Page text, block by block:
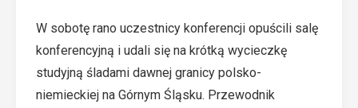
W sobotę rano uczestnicy konferencji opuścili salę
konferencyjną i udali się na krótką wycieczkę
studyjną śladami dawnej granicy polsko-
niemieckiej na Górnym Śląsku. Przewodnik